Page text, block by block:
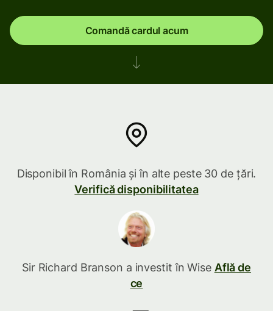
Comandă cardul acum
Disponibil în România și în alte peste 30 de țări.
Verifică disponibilitatea
Sir Richard Branson a investit în Wise Află de
ce